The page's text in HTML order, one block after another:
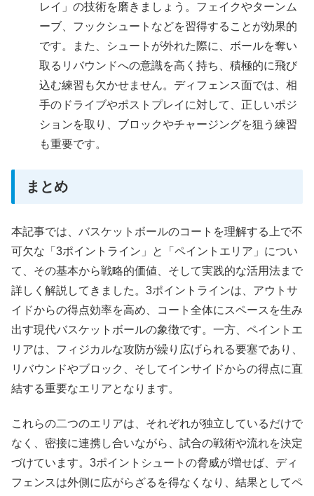
レイ」の技術を磨きましょう。フェイクやターンム
ーブ、フックシュートなどを習得することが効果的
です。また、シュートが外れた際に、ボールを奪い
取るリバウンドへの意識を高く持ち、積極的に飛び
込む練習も欠かせません。ディフェンス面では、相
手のドライブやポストプレイに対して、正しいポジ
ションを取り、ブロックやチャージングを狙う練習
も重要です。
まとめ
本記事では、バスケットボールのコートを理解する上で不
可欠な「3ポイントライン」と「ペイントエリア」につい
て、その基本から戦略的価値、そして実践的な活用法まで
詳しく解説してきました。3ポイントラインは、アウトサ
イドからの得点効率を高め、コート全体にスペースを生み
出す現代バスケットボールの象徴です。一方、ペイントエ
リアは、フィジカルな攻防が繰り広げられる要塞であり、
リバウンドやブロック、そしてインサイドからの得点に直
結する重要なエリアとなります。
これらの二つのエリアは、それぞれが独立しているだけで
なく、密接に連携し合いながら、試合の戦術や流れを決定
づけています。3ポイントシュートの脅威が増せば、ディ
フェンスは外側に広がらざるを得なくなり、結果としてペ